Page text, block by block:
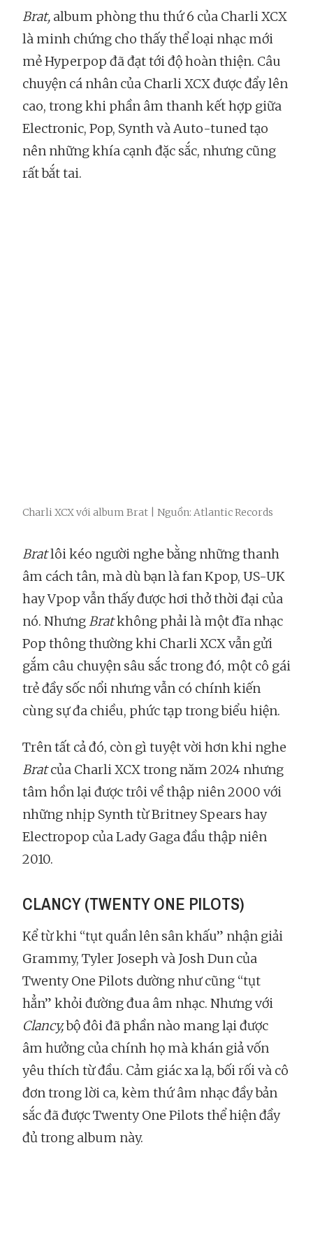
Brat, album phòng thu thứ 6 của Charli XCX
là minh chứng cho thấy thể loại nhạc mới
mẻ Hyperpop đã đạt tới độ hoàn thiện. Câu
chuyện cá nhân của Charli XCX được đẩy lên
cao, trong khi phần âm thanh kết hợp giữa
Electronic, Pop, Synth và Auto-tuned tạo
nên những khía cạnh đặc sắc, nhưng cũng
rất bắt tai.
Charli XCX với album Brat | Nguồn: Atlantic Records
Bratlôi kéo người nghe bằng những thanh
âm cách tân, mà dù bạn là fan Kpop, US-UK
hay Vpop vẫn thấy được hơi thở thời đại của
nó. NhưngBratkhông phải là một đĩa nhạc
Pop thông thường khi Charli XCX vẫn gửi
gắm câu chuyện sâu sắc trong đó, một cô gái
trẻ đầy sốc nổi nhưng vẫn có chính kiến
cùng sự đa chiều, phức tạp trong biểu hiện.
Trên tất cả đó, còn gì tuyệt vời hơn khi nghe
Bratcủa Charli XCX trong năm 2024 nhưng
tâm hồn lại được trôi về thập niên 2000 với
những nhịp Synth từ Britney Spears hay
Electropop của Lady Gaga đầu thập niên
2010.
CLANCY (TWENTY ONE PILOTS)
Kể từ khi “tụt quần lên sân khấu” nhận giải
Grammy, Tyler Joseph và Josh Dun của
Twenty One Pilots dường như cũng “tụt
hẳn” khỏi đường đua âm nhạc. Nhưng với
Clancy,bộ đôi đã phần nào mang lại được
âm hưởng của chính họ mà khán giả vốn
yêu thích từ đầu. Cảm giác xa lạ, bối rối và cô
đơn trong lời ca, kèm thứ âm nhạc đầy bản
sắc đã được Twenty One Pilots thể hiện đầy
đủ trong album này.